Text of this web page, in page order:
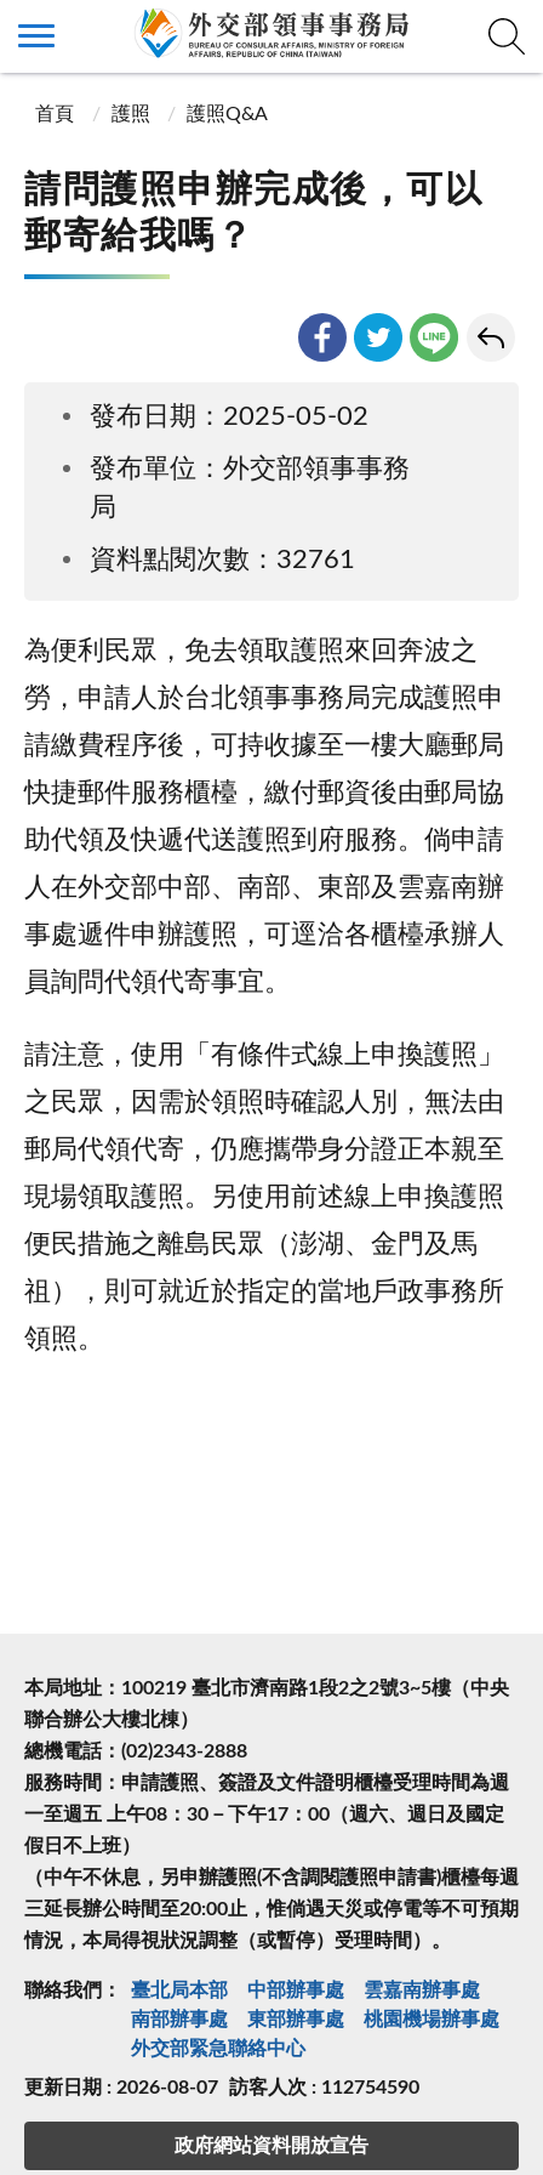
首頁 護照 護照Q&A
請問護照申辦完成後，可以
郵寄給我嗎？
發布日期：2025-05-02
發布單位：外交部領事事務
局
資料點閱次數：32761
為便利民眾，免去領取護照來回奔波之
勞，申請人於台北領事事務局完成護照申
請繳費程序後，可持收據至一樓大廳郵局
快捷郵件服務櫃檯，繳付郵資後由郵局協
助代領及快遞代送護照到府服務。倘申請
人在外交部中部、南部、東部及雲嘉南辦
事處遞件申辦護照，可逕洽各櫃檯承辦人
員詢問代領代寄事宜。
請注意，使用「有條件式線上申換護照」
之民眾，因需於領照時確認人別，無法由
郵局代領代寄，仍應攜帶身分證正本親至
現場領取護照。另使用前述線上申換護照
便民措施之離島民眾（澎湖、金門及馬
祖），則可就近於指定的當地戶政事務所
領照。
本局地址：100219 臺北市濟南路1段2之2號3~5樓（中央
聯合辦公大樓北棟）
總機電話：(02)2343-2888
服務時間：申請護照、簽證及文件證明櫃檯受理時間為週
一至週五 上午08：30－下午17：00（週六、週日及國定
假日不上班）
（中午不休息，另申辦護照(不含調閱護照申請書)櫃檯每週
三延長辦公時間至20:00止，惟倘遇天災或停電等不可預期
情況，本局得視狀況調整（或暫停）受理時間）。
聯絡我們： 臺北局本部 中部辦事處
雲嘉南辦事處
南部辦事處
東部辦事處
桃園機場辦事處
外交部緊急聯絡中⼼
更新日期 : 2026-08-07 訪客人次 : 112754590
政府網站資料開放宣告